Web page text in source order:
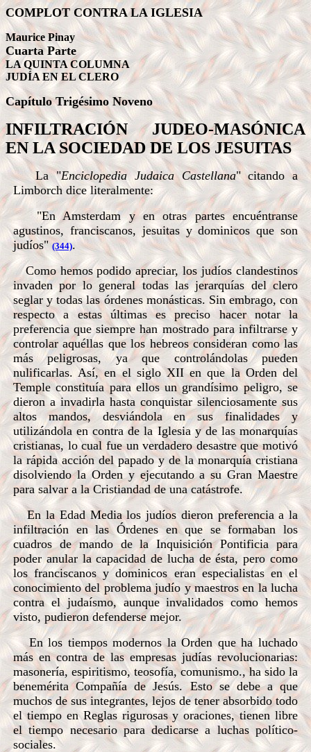
COMPLOT CONTRA LA IGLESIA
Maurice Pinay
Cuarta Parte
LA QUINTA COLUMNA
JUDÍA EN EL CLERO
Capítulo Trigésimo Noveno
INFILTRACIÓN JUDEO-MASÓNICA
EN LA SOCIEDAD DE LOS JESUITAS
La "Enciclopedia Judaica Castellana" citando a
Limborch dice literalmente:
"En Amsterdam y en otras partes encuéntranse
agustinos, franciscanos, jesuitas y dominicos que son
judíos"(344).
Como hemos podido apreciar, los judíos clandestinos
invaden por lo general todas las jerarquías del clero
seglar y todas las órdenes monásticas. Sin embrago, con
respecto a estas últimas es preciso hacer notar la
preferencia que siempre han mostrado para infiltrarse y
controlar aquéllas que los hebreos consideran como las
más peligrosas, ya que controlándolas pueden
nulificarlas. Así, en el siglo XII en que la Orden del
Temple constituía para ellos un grandísimo peligro, se
dieron a invadirla hasta conquistar silenciosamente sus
altos mandos, desviándola en sus finalidades y
utilizándola en contra de la Iglesia y de las monarquías
cristianas, lo cual fue un verdadero desastre que motivó
la rápida acción del papado y de la monarquía cristiana
disolviendo la Orden y ejecutando a su Gran Maestre
para salvar a la Cristiandad de una catástrofe.
En la Edad Media los judíos dieron preferencia a la
infiltración en las Órdenes en que se formaban los
cuadros de mando de la Inquisición Pontificia para
poder anular la capacidad de lucha de ésta, pero como
los franciscanos y dominicos eran especialistas en el
conocimiento del problema judío y maestros en la lucha
contra el judaísmo, aunque invalidados como hemos
visto, pudieron defenderse mejor.
En los tiempos modernos la Orden que ha luchado
más en contra de las empresas judías revolucionarias:
masonería, espiritismo, teosofía, comunismo., ha sido la
benemérita Compañía de Jesús. Esto se debe a que
muchos de sus integrantes, lejos de tener absorbido todo
el tiempo en Reglas rigurosas y oraciones, tienen libre
el tiempo necesario para dedicarse a luchas político-
sociales.